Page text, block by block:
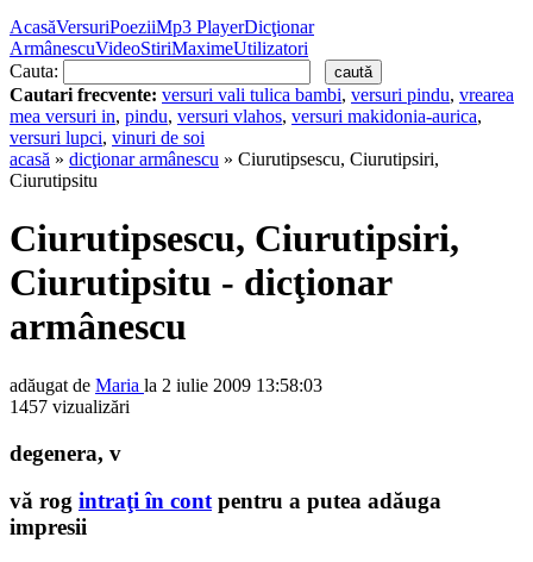
AcasăVersuriPoeziiMp3 PlayerDicţionar
ArmânescuVideoStiriMaximeUtilizatori
Cauta:
Cautari frecvente: versuri vali tulica bambi, versuri pindu, vrearea
mea versuri in, pindu, versuri vlahos, versuri makidonia-aurica,
versuri lupci, vinuri de soi
acasă » dicţionar armânescu » Ciurutipsescu, Ciurutipsiri,
Ciurutipsitu
Ciurutipsescu, Ciurutipsiri,
Ciurutipsitu - dicţionar
armânescu
adăugat de Maria la 2 iulie 2009 13:58:03
1457 vizualizări
degenera, v
vă rog intraţi în contpentru a putea adăuga
impresii